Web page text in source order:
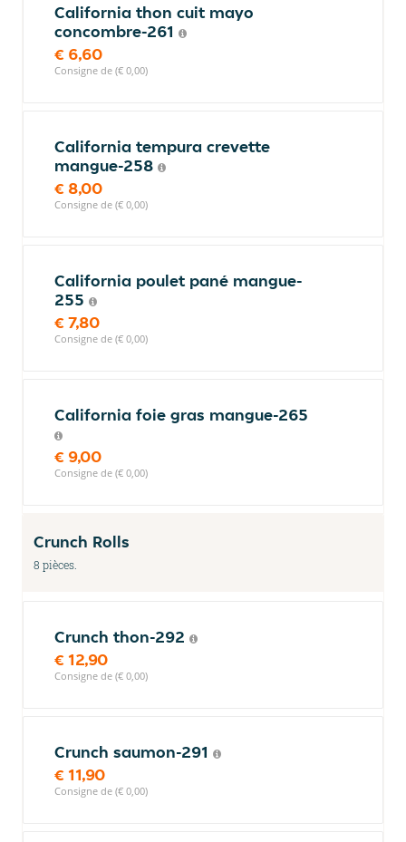
California thon cuit mayo
concombre-261
€ 6,60
Consigne de (€ 0,00)
California tempura crevette
mangue-258
€ 8,00
Consigne de (€ 0,00)
California poulet pané mangue-
255
€ 7,80
Consigne de (€ 0,00)
California foie gras mangue-265
€ 9,00
Consigne de (€ 0,00)
Crunch Rolls
8 pièces.
Crunch thon-292
€ 12,90
Consigne de (€ 0,00)
Crunch saumon-291
€ 11,90
Consigne de (€ 0,00)